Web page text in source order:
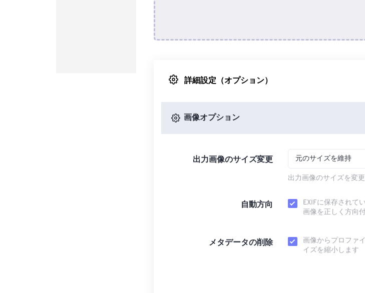
詳細設定（オプション）
画像オプション
出力画像のサイズ変更 元のサイズを維持
出力画像のサイズを変
自動方向
EXIFに保存されて
画像を正しく方向
メタデータの削除
画像からプロファ
イズを縮小します